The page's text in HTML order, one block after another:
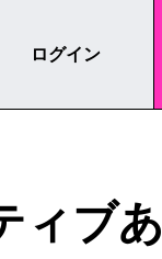
ログイン
ィブあ